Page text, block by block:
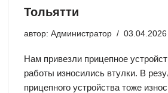
Тольятти
автор: Администратор 03.04.2026
Нам привезли прицепное
работы износились втулки. В
прицепного устройства тоже